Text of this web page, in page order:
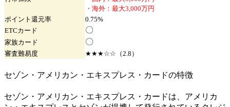
・海外：最大3,000万円
ポイント 還元率
0.75%
ETCカード 〇
家族カード 〇
審査難易度 ★★★☆☆（2.8）
セゾン・アメリカン・エキスプレス・カードの特徴
セゾン・アメリカン・エキスプレス・カードは、アメリカ